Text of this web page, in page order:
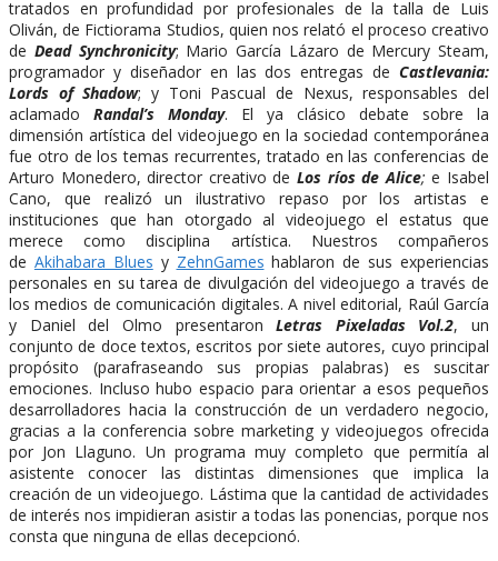
tratados en profundidad por profesionales de la talla de Luis
Oliván, de Fictiorama Studios, quien nos relató el proceso creativo
de Dead Synchronicity; Mario García Lázaro de Mercury Steam,
programador y diseñador en las dos entregas de Castlevania:
Lords of Shadow; y Toni Pascual de Nexus, responsables del
aclamado Randal’s Monday. El ya clásico debate sobre la
dimensión artística del videojuego en la sociedad contemporánea
fue otro de los temas recurrentes, tratado en las conferencias de
Arturo Monedero, director creativo de Los ríos de Alice; e Isabel
Cano, que realizó un ilustrativo repaso por los artistas e
instituciones que han otorgado al videojuego el estatus que
merece como disciplina artística. Nuestros compañeros
de Akihabara Blues y ZehnGames hablaron de sus experiencias
personales en su tarea de divulgación del videojuego a través de
los medios de comunicación digitales. A nivel editorial, Raúl García
y Daniel del Olmo presentaronLetras Pixeladas Vol.2, un
conjunto de doce textos, escritos por siete autores, cuyo principal
propósito (parafraseando sus propias palabras) es suscitar
emociones. Incluso hubo espacio para orientar a esos pequeños
desarrolladores hacia la construcción de un verdadero negocio,
gracias a la conferencia sobre marketing y videojuegos ofrecida
por Jon Llaguno. Un programa muy completo que permitía al
asistente conocer las distintas dimensiones que implica la
creación de un videojuego. Lástima que la cantidad de actividades
de interés nos impidieran asistir a todas las ponencias, porque nos
consta que ninguna de ellas decepcionó.